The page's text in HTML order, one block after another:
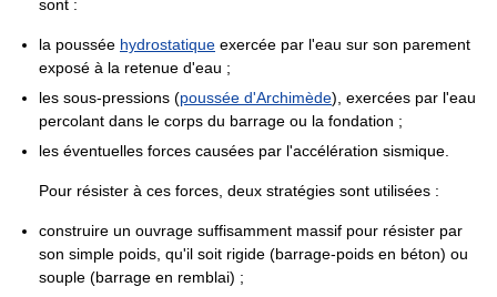
sont :
la poussée hydrostatique exercée par l'eau sur son parement
exposé à la retenue d'eau ;
les sous-pressions (poussée d'Archimède), exercées par l'eau
percolant dans le corps du barrage ou la fondation ;
les éventuelles forces causées par l'accélération sismique.
Pour résister à ces forces, deux stratégies sont utilisées :
construire un ouvrage suffisamment massif pour résister par
son simple poids, qu'il soit rigide (barrage-poids en béton) ou
souple (barrage en remblai) ;